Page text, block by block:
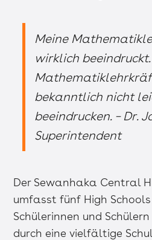
Meine
wirklich
bekanntlich nicht
beeindrucken. – Dr.
Superintendent
Der Sewanhaka Central
umfasst fünf High
Schülerinnen und
durch eine vielfältige